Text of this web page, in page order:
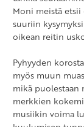
Moni meistä etsii
suuriin
oikean reitin
Pyhyyden
myös muun
mikä puolestaan
merkkien
musiikin voima